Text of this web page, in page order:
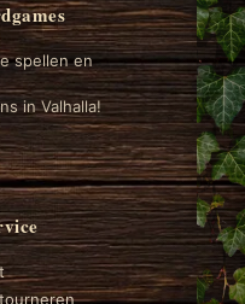
spellen en
in Valhalla!